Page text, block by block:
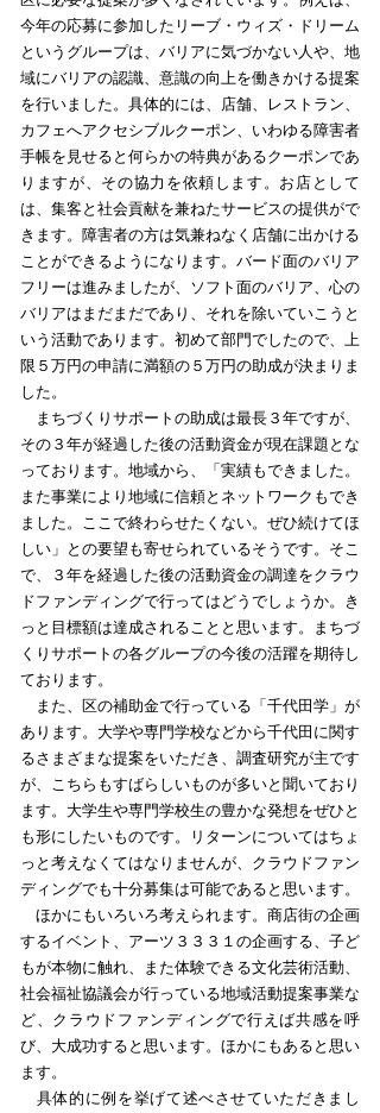
今年の応募に参加したリーブ・ウィズ・ドリーム
というグループは、バリアに気づかない人や、地
域にバリアの認識、意識の向上を働きかける提案
を行いました。具体的には、店舗、レストラン、
カフェへアクセシブルクーポン、いわゆる障害者
手帳を見せると何らかの特典があるクーポンであ
りますが、その協力を依頼します。お店として
は、集客と社会貢献を兼ねたサービスの提供がで
きます。障害者の方は気兼ねなく店舗に出かける
ことができるようになります。バード面のバリア
フリーは進みましたが、ソフト面のバリア、心の
バリアはまだまだであり、それを除いていこうと
いう活動であります。初めて部門でしたので、上
限５万円の申請に満額の５万円の助成が決まりま
した。
まちづくりサポートの助成は最長３年ですが、
その３年が経過した後の活動資金が現在課題とな
っております。地域から、「実績もできました。
また事業により地域に信頼とネットワークもでき
ました。ここで終わらせたくない。ぜひ続けてほ
しい」との要望も寄せられているそうです。そこ
で、３年を経過した後の活動資金の調達をクラウ
ドファンディングで行ってはどうでしょうか。き
っと目標額は達成されることと思います。まちづ
くりサポートの各グループの今後の活躍を期待し
ております。
また、区の補助金で行っている「千代田学」が
あります。大学や専門学校などから千代田に関す
るさまざまな提案をいただき、調査研究が主です
が、こちらもすばらしいものが多いと聞いており
ます。大学生や専門学校生の豊かな発想をぜひと
も形にしたいものです。リターンについてはちょ
っと考えなくてはなりませんが、クラウドファン
ディングでも十分募集は可能であると思います。
ほかにもいろいろ考えられます。商店街の企画
するイベント、アーツ３３３１の企画する、子ど
もが本物に触れ、また体験できる文化芸術活動、
社会福祉協議会が行っている地域活動提案事業な
ど、クラウドファンディングで行えば共感を呼
び、大成功すると思います。ほかにもあると思い
ます。
具体的に例を挙げて述べさせていただきまし